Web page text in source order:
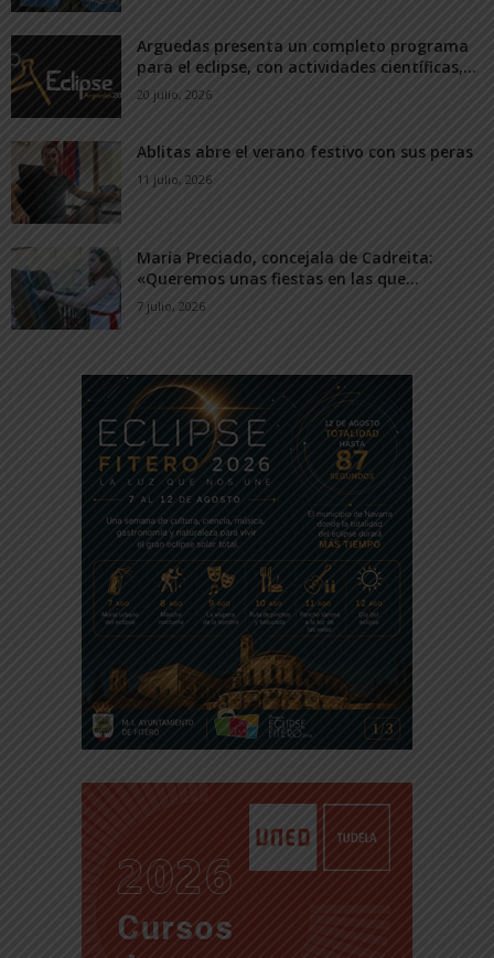
Arguedas presenta un completo programa
para el eclipse, con actividades científicas,...
20 julio, 2026
Ablitas abre el verano festivo con sus peras
11 julio, 2026
María Preciado, concejala de Cadreita:
«Queremos unas fiestas en las que...
7 julio, 2026